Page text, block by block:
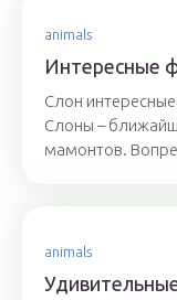
animals
Интересные
Слон
Слоны –
мамонтов.
animals